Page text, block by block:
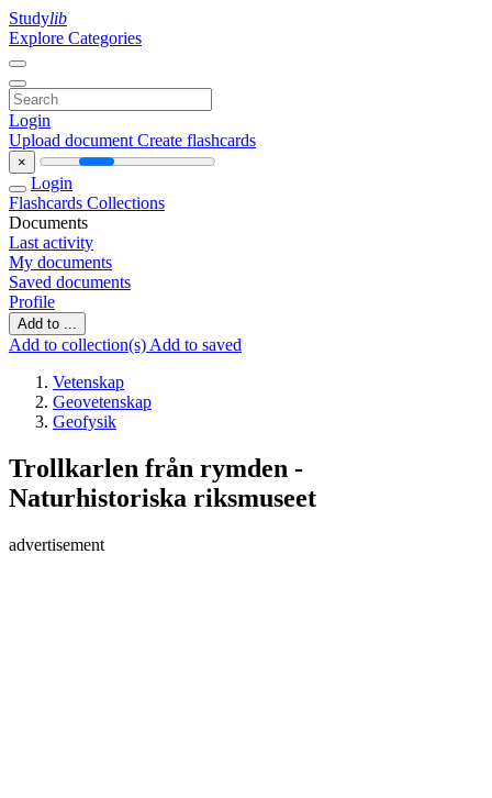
Studylib
Explore Categories
Login
Upload document Create flashcards
×
Login
Flashcards Collections
Documents
Last activity
My documents
Saved documents
Profile
Add to ...
Add to collection(s) Add to saved
Vetenskap
Geovetenskap
Geofysik
Trollkarlen från rymden -
Naturhistoriska riksmuseet
advertisement